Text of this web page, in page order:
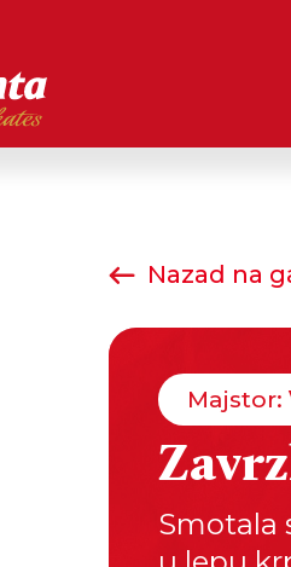
Nazad na
Majstor:
Smotala